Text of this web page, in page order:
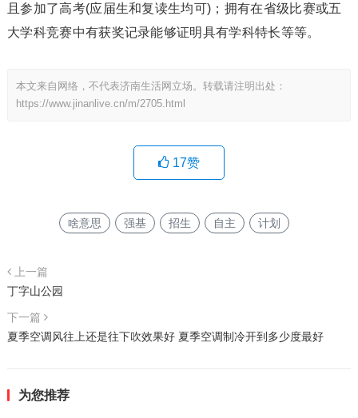
且参加了高考(应届生和复读生均可)；拥有在省级比赛或五
大学科竞赛中有获奖记录能够证明具有学科特长等等。
本文来自网络，不代表济南生活网立场。转载请注明出处：
https://www.jinanlive.cn/m/2705.html
17赞
啥意思 强基 招生 自主 计划
上一篇
丁字山公园
下一篇
夏季空调风往上还是往下吹效果好 夏季空调制冷开到多少度最好
为您推荐